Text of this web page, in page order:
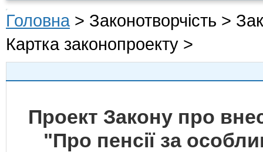
Головна > Законотворчість >
Картка законопроекту >
Проект Закону про
"Про пенсії за